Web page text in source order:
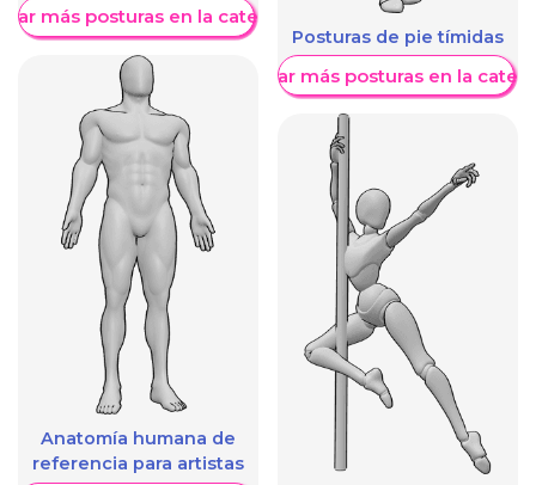
más posturas en la categoría
Anatomía humana de
referencia para artistas
Posturas de pie tímidas
Mostrar más posturas en la